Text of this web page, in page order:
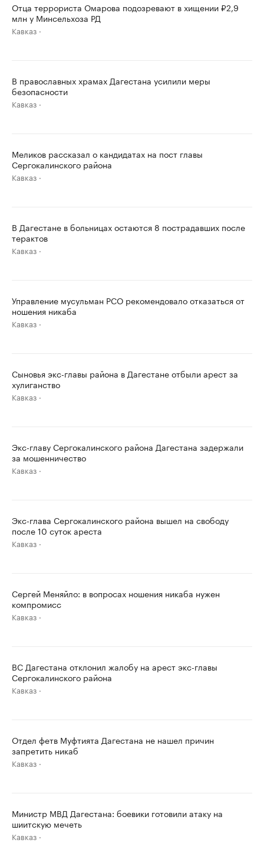
Отца террориста Омарова подозревают в хищении ₽2,9
млн у Минсельхоза РД
Кавказ
В православных храмах Дагестана усилили меры
безопасности
Кавказ
Меликов рассказал о кандидатах на пост главы
Сергокалинского района
Кавказ
В Дагестане в больницах остаются 8 пострадавших после
терактов
Кавказ
Управление мусульман РСО рекомендовало отказаться от
ношения никаба
Кавказ
Сыновья экс-главы района в Дагестане отбыли арест за
хулиганство
Кавказ
Экс-главу Сергокалинского района Дагестана задержали
за мошенничество
Кавказ
Экс-глава Сергокалинского района вышел на свободу
после 10 суток ареста
Кавказ
Сергей Меняйло: в вопросах ношения никаба нужен
компромисс
Кавказ
ВС Дагестана отклонил жалобу на арест экс-главы
Сергокалинского района
Кавказ
Отдел фетв Муфтията Дагестана не нашел причин
запретить никаб
Кавказ
Министр МВД Дагестана: боевики готовили атаку на
шиитскую мечеть
Кавказ